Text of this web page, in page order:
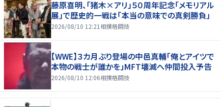
藤原喜明、「猪木×アリ」５０周年記念「メモリアル
展」で歴史的一戦は「本当の意味での真剣勝負」
2026/08/10 12:21 相撲格闘技
【WWE】３カ月ぶり登場の中邑真輔「俺とアイツで
本物の戦士が誰かを」MFT壊滅へ仲間投入予告
2026/08/10 12:06相撲格闘技